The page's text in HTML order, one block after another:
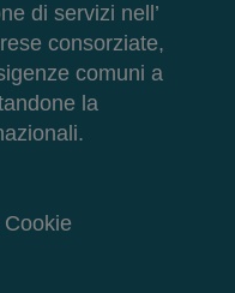
di servizi nell’
consorziate,
comuni a
la